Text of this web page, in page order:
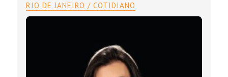
RIO DE JANEIRO / COTIDIANO